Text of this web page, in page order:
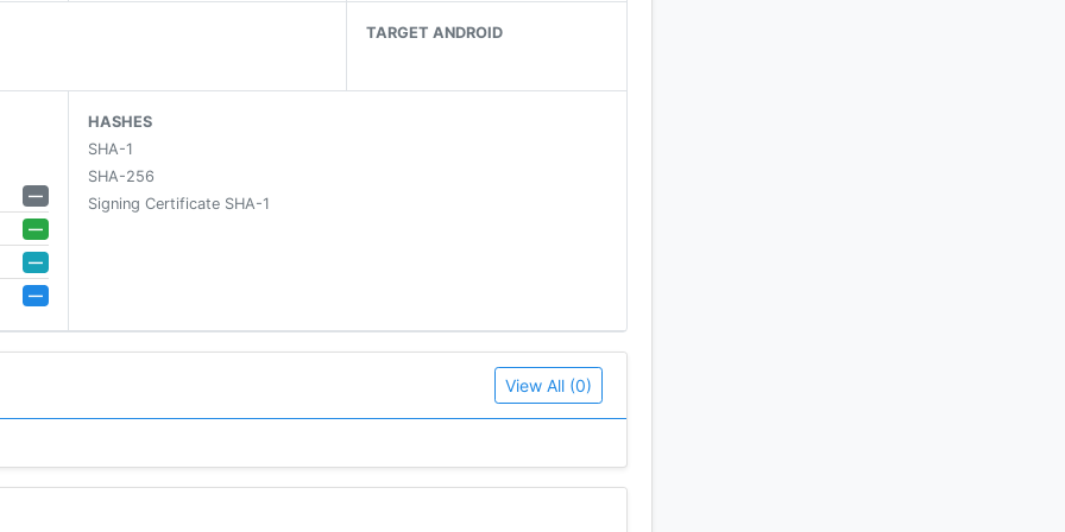
3
Bitte fügen Sie in den Einstellungen / Energiesparen n-tv zu den
TARGET ANDROID
—
—
—
—
HASHES
SHA-1
SHA-256
Signing Certificate SHA-1
View All (0)